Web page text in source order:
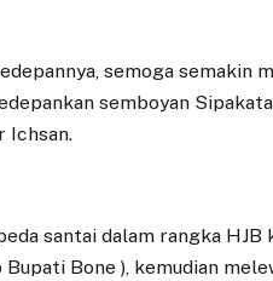
semoga semakin
semboyan
Ichsan.
santai dalam rangka
Bone ), kemudian